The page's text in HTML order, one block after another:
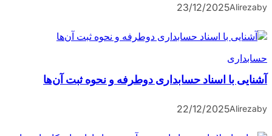
by
Alireza
23/12/2025
حسابداری
آشنایی با اسناد حسابداری دوطرفه و نحوه ثبت آن‌ها
by
Alireza
22/12/2025